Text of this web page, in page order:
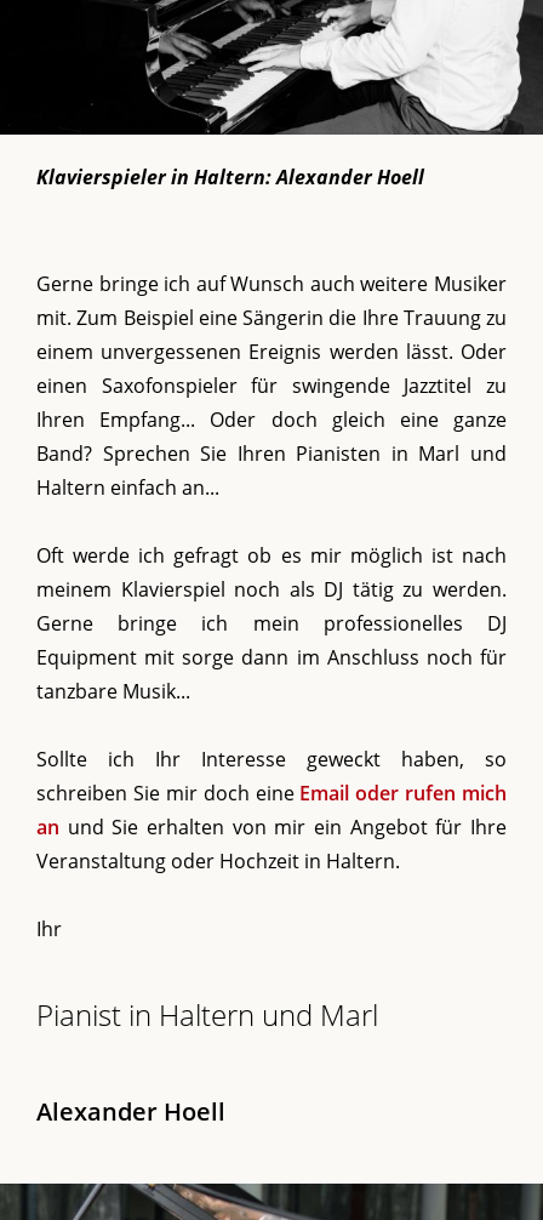
Klavierspieler in Haltern: Alexander Hoell
Gerne bringe ich auf Wunsch auch weitere Musiker
mit. Zum Beispiel eine Sängerin die Ihre Trauung zu
einem unvergessenen Ereignis werden lässt. Oder
einen Saxofonspieler für swingende Jazztitel zu
Ihren Empfang... Oder doch gleich eine ganze
Band? Sprechen Sie Ihren Pianisten in Marl und
Haltern einfach an...
Oft werde ich gefragt ob es mir möglich ist nach
meinem Klavierspiel noch als DJ tätig zu werden.
Gerne bringe ich mein professionelles DJ
Equipment mit sorge dann im Anschluss noch für
tanzbare Musik...
Sollte ich Ihr Interesse geweckt haben, so
schreiben Sie mir doch eine Email oder rufen mich
an und Sie erhalten von mir ein Angebot für Ihre
Veranstaltung oder Hochzeit in Haltern.
Ihr
Pianist in Haltern und Marl
Alexander Hoell